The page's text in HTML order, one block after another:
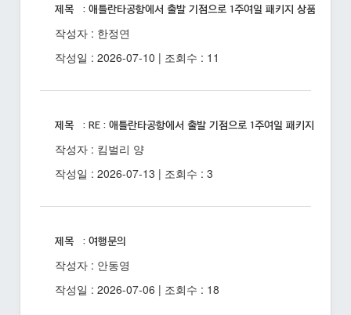
제목 : 애틀란타공항에서 출발 기점으로 1주여일 패키지 상품 있을까
작성자 : 한정연
작성일 : 2026-07-10 | 조회수 : 11
제목 : RE : 애틀란타공항에서 출발 기점으로 1주여일 패키지 상품 있
작성자 : 킴벌리 양
작성일 : 2026-07-13 | 조회수 : 3
제목 : 여행문의
작성자 : 안동영
작성일 : 2026-07-06 | 조회수 : 18